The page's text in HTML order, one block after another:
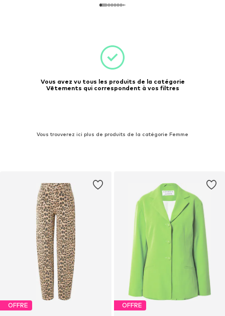
Vous avez vu tous les produits de la catégorie
Vêtements qui correspondent à vos filtres
Vous trouverez ici plus de produits de la catégorie Femme
OFFRE OFFRE